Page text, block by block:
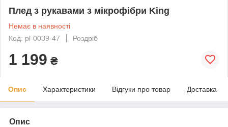
Плед з рукавами з мікрофібри King
Немає в наявності
Код: pl-0039-47
Роздріб
1 199 ₴
Опис Характеристики Відгуки про товар Доставка
Опис